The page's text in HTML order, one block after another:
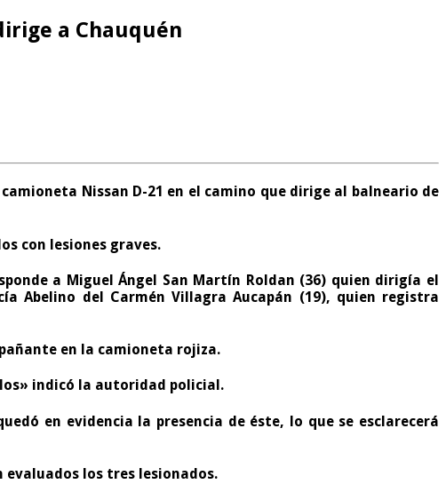
a Chauquén
Nissan D-21 en el camino que dirige al balneario de
con lesiones graves.
a Miguel Ángel San Martín Roldan (36) quien dirigía el
Abelino del Carmén Villagra Aucapán (19), quien registra
en la camioneta rojiza.
indicó la autoridad policial.
en evidencia la presencia de éste, lo que se esclarecerá
evaluados los tres lesionados.